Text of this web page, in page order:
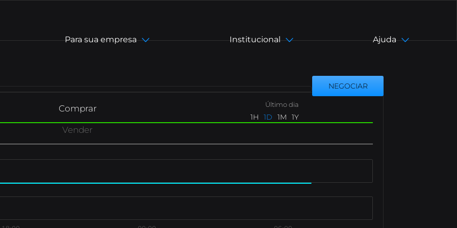
Para sua empresa Institucional Ajuda
简体中文 zh-CN
Español es
Último dia
1H 1D 1M 1Y
Comprar
Vender